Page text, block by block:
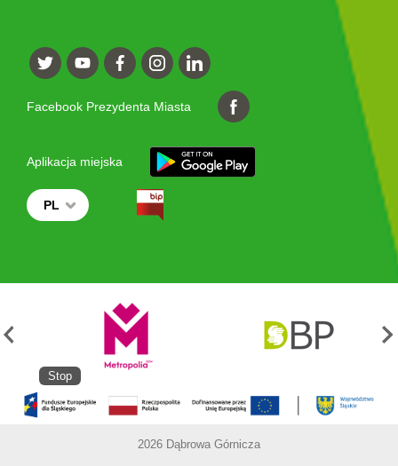
Facebook Prezydenta Miasta
Aplikacja miejska
PL
Stop
2026 Dąbrowa Górnicza